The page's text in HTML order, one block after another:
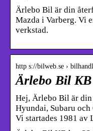
Ärlebo Bil är din
Mazda i Varberg. Vi
verkstad.
http s://bilweb.se ›
Ärlebo Bil KB
Hej, Ärlebo Bil är
Hyundai, Subaru
Vi startades 1981 av